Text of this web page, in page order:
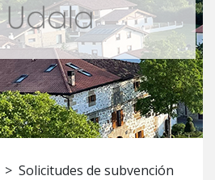
> Solicitudes de subvención